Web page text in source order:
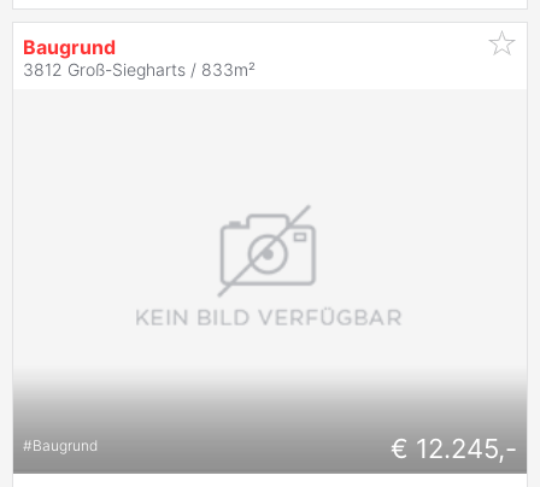
Baugrund
3812 Groß-Siegharts / 833m²
#Baugrund € 12.245,-